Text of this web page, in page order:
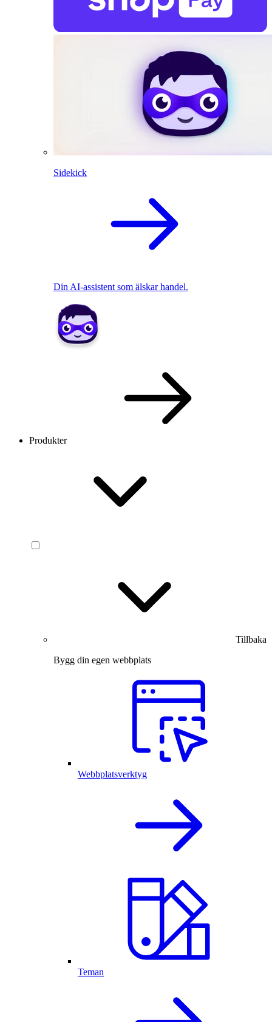
Sidekick
Din AI-assistent som älskar handel.
Produkter
Tillbaka
Bygg din egen webbplats
Webbplatsverktyg
Teman